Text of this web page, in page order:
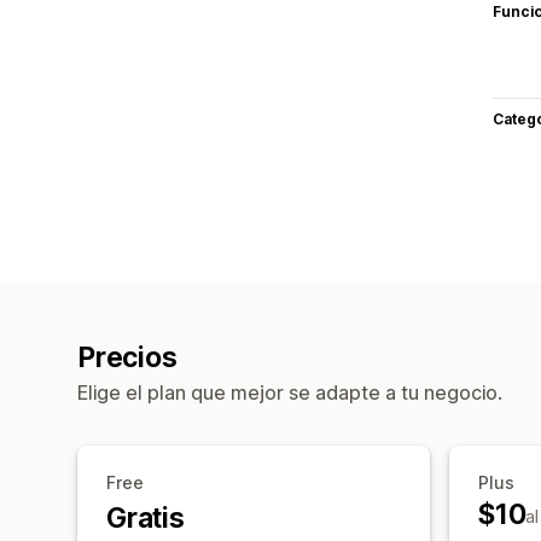
Precios
Elige el plan que mejor se adapte a tu negocio.
Free
Gratis
Plus
$10